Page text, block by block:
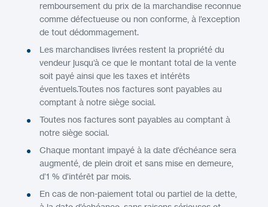
remboursement du prix de la marchandise reconnue
comme défectueuse ou non conforme, à l’exception
de tout dédommagement.
Les marchandises livrées restent la propriété du
vendeur jusqu’à ce que le montant total de la vente
soit payé ainsi que les taxes et intérêts
éventuels.Toutes nos factures sont payables au
comptant à notre siège social.
Toutes nos factures sont payables au comptant à
notre siège social.
Chaque montant impayé à la date d’échéance sera
augmenté, de plein droit et sans mise en demeure,
d’1 % d’intérêt par mois.
En cas de non-paiement total ou partiel de la dette,